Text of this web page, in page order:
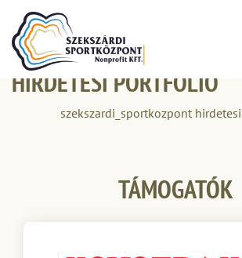
Főoldal»Szekszárdi Sportközpont hirdetési portfolió
SZEKSZÁRDI
HIRDETÉSI PORTFOLIÓ
szekszardi_sportkozpont
TÁMOGATÓK